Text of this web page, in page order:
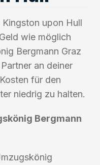
upon Hull
wie möglich
Bergmann Graz
an deiner
für den
niedrig zu halten.
Bergmann